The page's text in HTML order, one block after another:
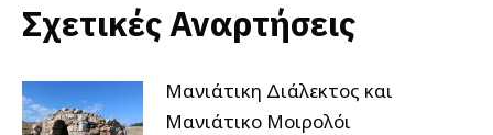
Σχετικές Αναρτήσεις
Μανιάτικη Διάλεκτος και
Μανιάτικο Μοιρολόι